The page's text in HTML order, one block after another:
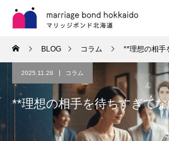
BLOG コラム **理想の相手
2025.11.28 コラム
**理想の相手を待ちすぎて